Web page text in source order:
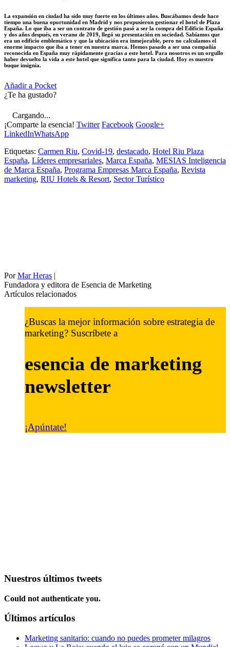
La expansión en ciudad ha sido muy fuerte en los últimos años. Buscábamos desde hace
tiempo una buena oportunidad en Madrid y nos propusieron gestionar el hotel de Plaza
España. Lo que iba a ser un contrato de gestión pasó a ser la compra del Edificio España
y dos años después, en verano de 2019, llegó su presentación en sociedad. Sabíamos que
era un edificio emblemático y que la ubicación era inmejorable, pero no calculamos el
enorme impacto que iba a tener en nuestra marca. Hemos pasado a ser una compañía
reconocida en España muy rápidamente gracias a este hotel. Para nosotros es un orgullo
haber devuelto la vida a este hotel que significa tanto para la ciudad. Hoy es nuestro
buque insignia.
Añadir a Pocket
¿Te ha gustado?
Cargando...
¡Comparte la esencia! Twitter Facebook Google+
LinkedInWhatsApp
Etiquetas: Carmen Riu, Covid-19, destacado, Hotel Riu Plaza
España, Líderes empresariales, Marca España, MESIAS Inteligencia
de Marca España, Programa Empresas Marca España, Revista
marketing, RIU Hotels & Resort, Sector Turístico
PorMar Heras |
Fundadora y editora de Esencia de Marketing
Artículos relacionados
¿Buscas la mejor información sobre estrategia de
marketing? Suscríbete a
esencia de marketing
newsletter
¡Apúntate!
Nuestros últimos tweets
Could not authenticate you.
Últimos artículos
Marketing sanitario: cuando no puedes prometer milagros